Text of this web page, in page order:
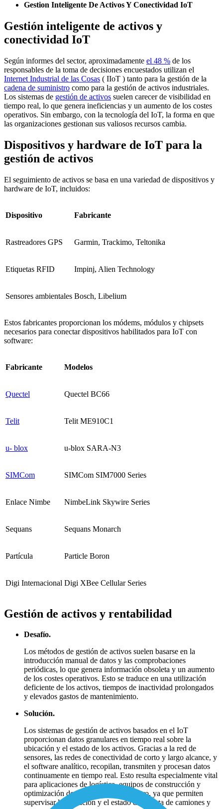
Gestion Inteligente De Activos Y Conectividad IoT
Gestión inteligente de activos y
conectividad IoT
Según informes del sector, aproximadamente el 48 % de los
responsables de la toma de decisiones encuestados utilizan el
Internet Industrial de las Cosas ( IIoT ) tanto para la gestión de la
cadena de suministro como para la gestión de activos industriales.
Los sistemas de gestión de activos suelen carecer de visibilidad en
tiempo real, lo que genera ineficiencias y un aumento de los costes
operativos. Sin embargo, con la tecnología del IoT, la forma en que
las organizaciones gestionan sus valiosos recursos cambia.
Dispositivos y hardware de IoT para la
gestión de activos
El seguimiento de activos se basa en una variedad de dispositivos y
hardware de IoT, incluidos:
Dispositivo Fabricante
Rastreadores GPS Garmin, Trackimo, Teltonika
Etiquetas RFID Impinj, Alien Technology
Sensores ambientales Bosch, Libelium
Estos fabricantes proporcionan los módems, módulos y chipsets
necesarios para conectar dispositivos habilitados para IoT con
software:
Fabricante Modelos
Quectel Quectel BC66
Telit Telit ME910C1
u- blox u-blox SARA-N3
SIMCom SIMCom SIM7000 Series
Enlace Nimbe NimbeLink Skywire Series
Sequans Sequans Monarch
Partícula Particle Boron
Digi Internacional Digi XBee Cellular Series
Gestión de activos y rentabilidad
Desafío.
Los métodos de gestión de activos suelen basarse en la
introducción manual de datos y las comprobaciones
periódicas, lo que genera información obsoleta y un aumento
de los costes operativos. Esto se traduce en una utilización
deficiente de los activos, tiempos de inactividad prolongados
y elevados gastos de mantenimiento.
Solución.
Los sistemas de gestión de activos basados en el IoT
proporcionan datos granulares en tiempo real sobre la
ubicación y el estado de los activos. Gracias a la red de
sensores, las redes de conectividad de corto y largo alcance, y
el software analítico, recopilan, transmiten y procesan datos
continuamente en tiempo real. Esto resulta especialmente vital
para aplicaciones de logística, equipos de construcción y
optimización de la cadena de suministro, ya que permiten
supervisar la ubicación y el estado de la flota de camiones y